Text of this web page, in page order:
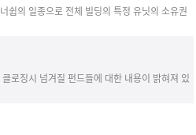
쉽의 일종으로 전체 빌딩의 특정 유닛의 소유권
로징시 넘겨질 펀드들에 대한 내용이 밝혀져 있